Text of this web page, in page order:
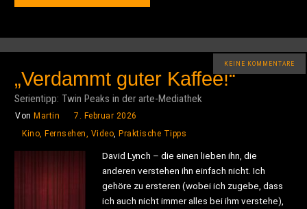
KEINE KOMMENTARE
„Verdammt guter Kaffee!“
Serientipp: Twin Peaks in der arte-Mediathek
Von Martin
7. Februar 2026
Kino, Fernsehen, Video, Praktische Tipps
David Lynch – die einen lieben ihn, die
anderen verstehen ihn einfach nicht. Ich
gehöre zu ersteren (wobei ich zugebe, dass
ich auch nicht immer alles bei ihm verstehe),